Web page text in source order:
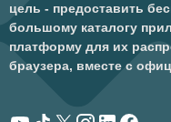
цель - предоставить
большому каталогу
платформу для их
браузера, вместе с